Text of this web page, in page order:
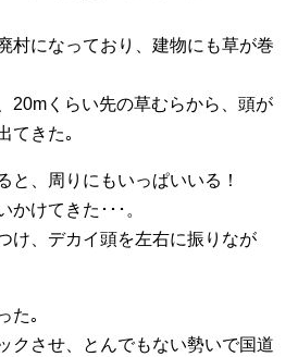
村になっており、建物にも草が巻
20mくらい先の草むらから、頭が
てきた｡
と、周りにもいっぱいいる！
かけてきた･･･。
け、デカイ頭を左右に振りなが
た｡
クさせ、とんでもない勢いで国道